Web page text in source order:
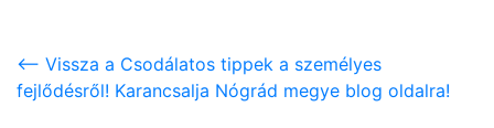
<-- Vissza a Csodálatos tippek a személyes
fejlődésről! Karancsalja Nógrád megye blog oldalra!